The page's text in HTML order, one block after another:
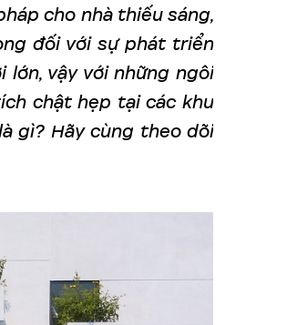
cho nhà thiếu sáng,
đối với sự phát triển
vậy với những ngôi
chật hẹp tại các khu
gì? Hãy cùng theo dõi